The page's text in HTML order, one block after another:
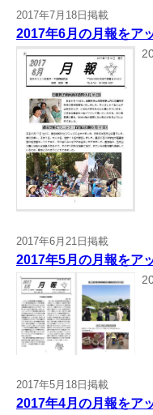
2017年7月18日掲載
2017年6月の月報をア
2017年6月21日掲載
2017年5月の月報をア
2017年5月18日掲載
2017年4月の月報をア